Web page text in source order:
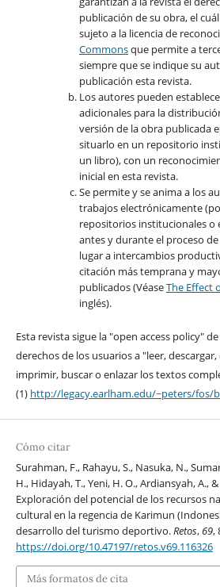
publicación de su obra, el
sujeto a la licencia de
Commonsque permite a
siempre que se indique su
publicación esta revista.
Los autores pueden
adicionales para la
versión de la obra publicada
situarlo en un repositorio
un libro), con un
inicial en esta revista.
Se permite y se anima a los
trabajos electrónicamente
repositorios institucionales o
antes y durante el proceso
lugar a intercambios
citación más temprana y
publicados (VéaseThe Effect
inglés).
Esta revista sigue la "open access policy"
derechos de los usuarios a "leer,
imprimir, buscar o enlazar los textos
(1) http://legacy.earlham.edu/~peters/fos/
Cómo citar
Surahman, F., Rahayu, S., Nasuka, N.,
H., Hidayah, T., Yeni, H. O., Ardiansyah, A.,
Exploración del potencial de los recursos
cultural en la regencia de Karimun
desarrollo del turismo deportivo.Retos,69,
https://doi.org/10.47197/retos.v69.116326
Más formatos de cita